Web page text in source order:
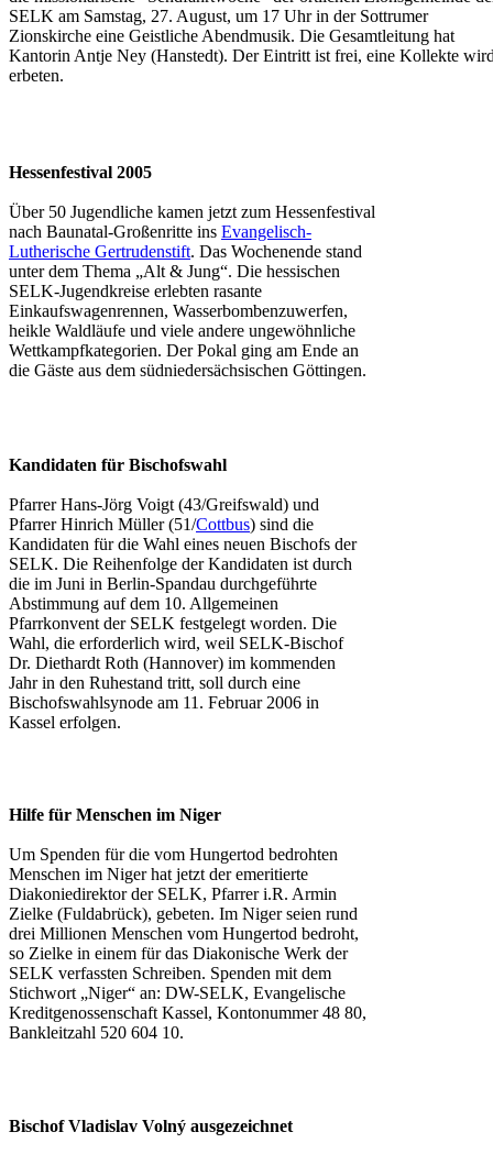
SELK am Samstag, 27. August, um 17 Uhr in der Sottrumer
Zionskirche eine Geistliche Abendmusik. Die Gesamtleitung hat
Kantorin Antje Ney (Hanstedt). Der Eintritt ist frei, eine Kollekte
erbeten.
Hessenfestival 2005
Über 50 Jugendliche kamen jetzt zum Hessenfestival
nach Baunatal-Großenritte ins Evangelisch-
Lutherische Gertrudenstift. Das Wochenende stand
unter dem Thema „Alt & Jung“. Die hessischen
SELK-Jugendkreise erlebten rasante
Einkaufswagenrennen, Wasserbombenzuwerfen,
heikle Waldläufe und viele andere ungewöhnliche
Wettkampfkategorien. Der Pokal ging am Ende an
die Gäste aus dem südniedersächsischen Göttingen.
Kandidaten für Bischofswahl
Pfarrer Hans-Jörg Voigt (43/Greifswald) und
Pfarrer Hinrich Müller (51/Cottbus) sind die
Kandidaten für die Wahl eines neuen Bischofs der
SELK. Die Reihenfolge der Kandidaten ist durch
die im Juni in Berlin-Spandau durchgeführte
Abstimmung auf dem 10. Allgemeinen
Pfarrkonvent der SELK festgelegt worden. Die
Wahl, die erforderlich wird, weil SELK-Bischof
Dr. Diethardt Roth (Hannover) im kommenden
Jahr in den Ruhestand tritt, soll durch eine
Bischofswahlsynode am 11. Februar 2006 in
Kassel erfolgen.
Hilfe für Menschen im Niger
Um Spenden für die vom Hungertod bedrohten
Menschen im Niger hat jetzt der emeritierte
Diakoniedirektor der SELK, Pfarrer i.R. Armin
Zielke (Fuldabrück), gebeten. Im Niger seien rund
drei Millionen Menschen vom Hungertod bedroht,
so Zielke in einem für das Diakonische Werk der
SELK verfassten Schreiben. Spenden mit dem
Stichwort „Niger“ an: DW-SELK, Evangelische
Kreditgenossenschaft Kassel, Kontonummer 48 80,
Bankleitzahl 520 604 10.
Bischof Vladislav Volný ausgezeichnet